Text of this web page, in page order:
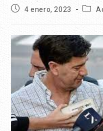
4 enero, 2023